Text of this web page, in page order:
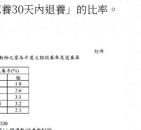
30天內退養」的比率。